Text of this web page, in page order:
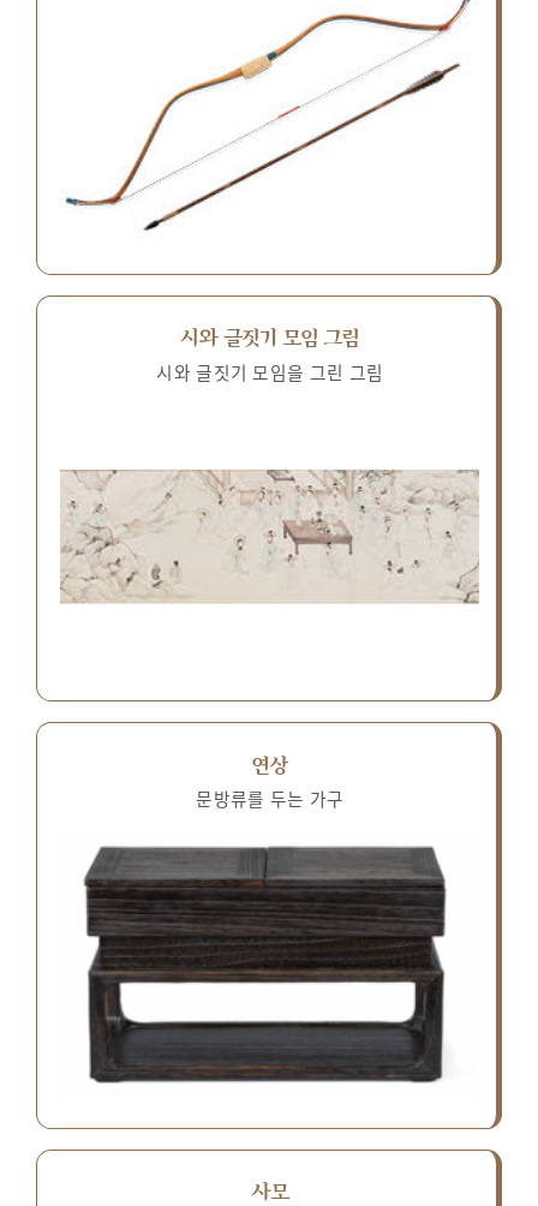
시와 글짓기 모임 그림
시와 글짓기 모임을 그린 그림
연상
문방류를 두는 가구
사모